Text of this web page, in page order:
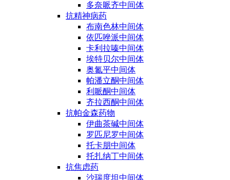
多奈哌齐中间体
抗精神病药
布南色林中间体
依匹唑派中间体
卡利拉嗪中间体
埃特贝尔中间体
奥氮平中间体
帕潘立酮中间体
利哌酮中间体
齐拉西酮中间体
抗帕金森药物
伊曲茶碱中间体
罗匹尼罗中间体
托卡朋中间体
托扎纳丁中间体
抗焦虑药
沙瑞度坦中间体